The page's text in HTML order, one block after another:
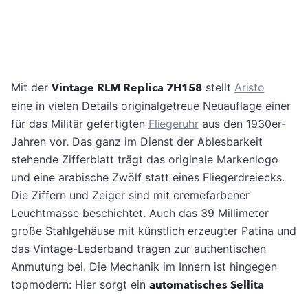
Mit der Vintage RLM Replica 7H158 stellt Aristo
eine in vielen Details originalgetreue Neuauflage einer
für das Militär gefertigten Fliegeruhraus den 1930er-
Jahren vor. Das ganz im Dienst der Ablesbarkeit
stehende Zifferblatt trägt das originale Markenlogo
und eine arabische Zwölf statt eines Fliegerdreiecks.
Die Ziffern und Zeiger sind mit cremefarbener
Leuchtmasse beschichtet. Auch das 39 Millimeter
große Stahlgehäuse mit künstlich erzeugter Patina und
das Vintage-Lederband tragen zur authentischen
Anmutung bei. Die Mechanik im Innern ist hingegen
topmodern: Hier sorgt ein automatisches Sellita